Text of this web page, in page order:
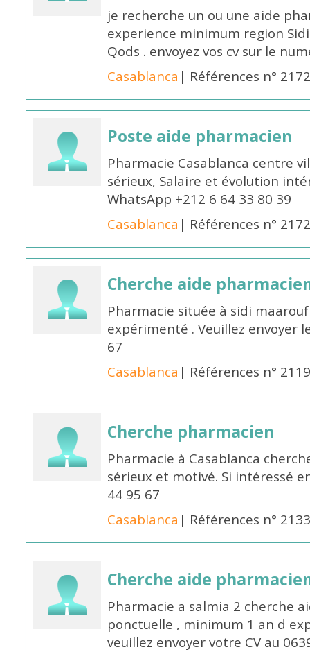
je recherche un ou une aide
experience minimum region
Qods . envoyez vos cv sur le
Casablanca | Références n°
Poste aide pharmacien
Pharmacie Casablanca centre
sérieux, Salaire et évolution
WhatsApp +212 6 64 33 80 39
Casablanca | Références n°
Cherche aide
Pharmacie située à sidi
expérimenté . Veuillez envoyer
67
Casablanca | Références n°
Cherche pharmacien
Pharmacie à Casablanca
sérieux et motivé. Si intéressé
44 95 67
Casablanca | Références n°
Cherche aide
Pharmacie a salmia 2 cherche
ponctuelle , minimum 1 an d
veuillez envoyer votre CV au